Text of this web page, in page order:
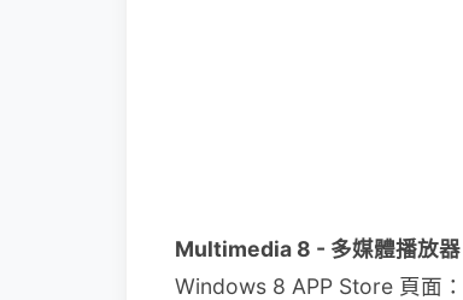
Multimedia 8 - 多媒體播放器
Windows 8 APP Store 頁面：